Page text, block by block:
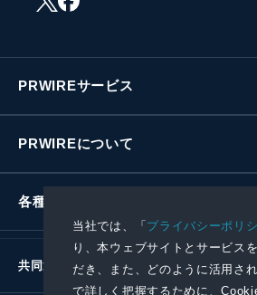
当社では、「プライバシーポリ
り、本ウェブサイトとサービス
だき、また、どのように活用さ
で詳しく把握するために、
PRWIREサービス
PRWIREについて
各種お問い合わせ
共同通信社グループ